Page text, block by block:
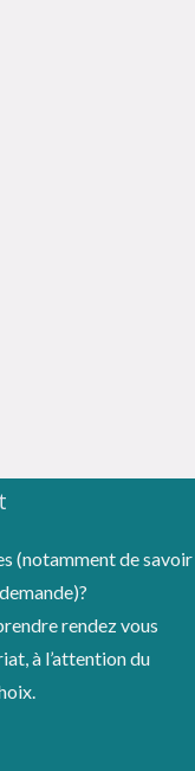
(notamment de savoir
rendez vous
à l’attention du